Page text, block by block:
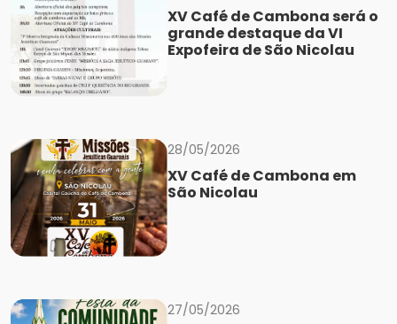
XV Café de Cambona será o
grande destaque da VI
Expofeira de São Nicolau
28/05/2026
XV Café de Cambona em
São Nicolau
27/05/2026